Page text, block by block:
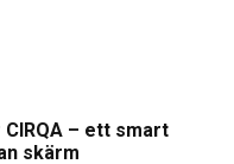
– ett smart
skärm